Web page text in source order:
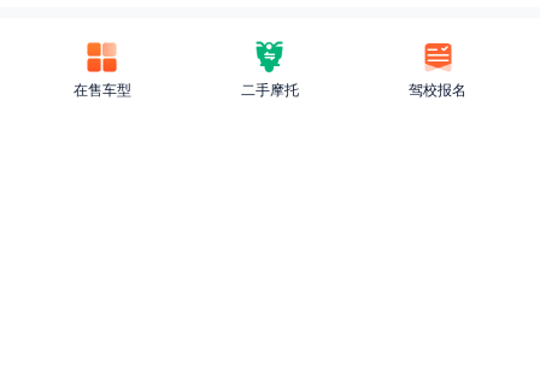
在售车型 二手摩托 驾校报名